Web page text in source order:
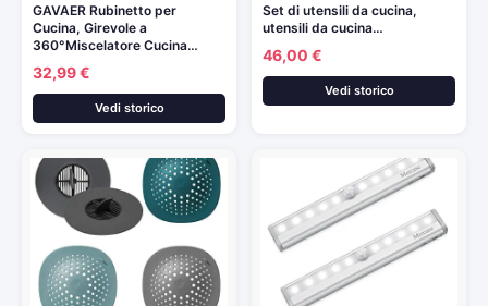
GAVAER Rubinetto per
Cucina, Girevole a
360°Miscelatore Cucina…
32,99 €
Vedi storico
Set di utensili da cucina,
utensili da cucina…
46,00 €
Vedi storico